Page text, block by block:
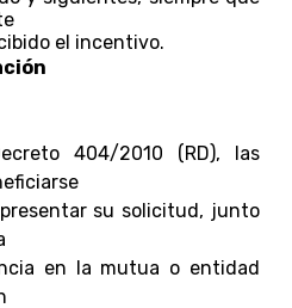
el incentivo.
404/2010 (RD), las
su solicitud, junto
en la mutua o entidad